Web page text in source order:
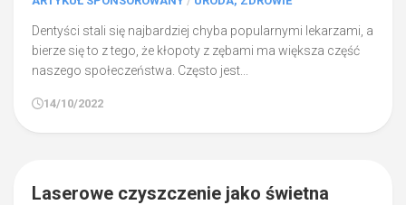
Dentyści stali się najbardziej chyba popularnymi lekarzami, a
bierze się to z tego, że kłopoty z zębami ma większa część
naszego społeczeństwa. Często jest...
14/10/2022
Laserowe czyszczenie jako świetna